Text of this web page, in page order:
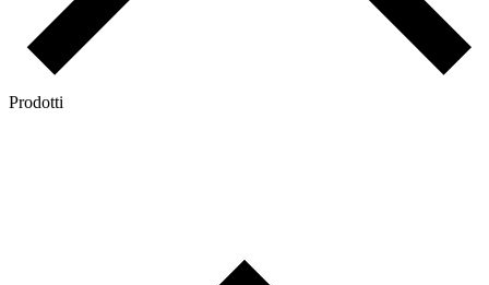
Prodotti